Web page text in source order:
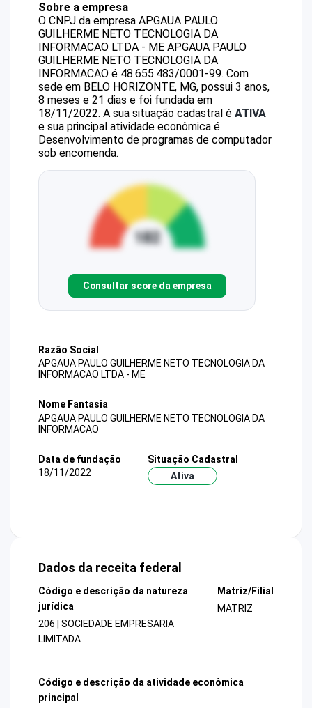
Sobre a empresa
O CNPJ da empresa APGAUA PAULO
GUILHERME NETO TECNOLOGIA DA
INFORMACAO LTDA - ME APGAUA PAULO
GUILHERME NETO TECNOLOGIA DA
INFORMACAO é 48.655.483/0001-99. Com
sede em BELO HORIZONTE, MG, possui 3 anos,
8 meses e 21 dias e foi fundada em
18/11/2022. A sua situação cadastral é ATIVA
e sua principal atividade econômica é
Desenvolvimento de programas de computador
sob encomenda.
Consultar score da empresa
Razão Social
APGAUA PAULO GUILHERME NETO TECNOLOGIA DA
INFORMACAO LTDA - ME
Nome Fantasia
APGAUA PAULO GUILHERME NETO TECNOLOGIA DA
INFORMACAO
Data de fundação
18/11/2022
Situação Cadastral
Ativa
Dados da receita federal
Código e descrição da natureza
jurídica
206 | SOCIEDADE EMPRESARIA
LIMITADA
Matriz/Filial
MATRIZ
Código e descrição da atividade econômica
principal